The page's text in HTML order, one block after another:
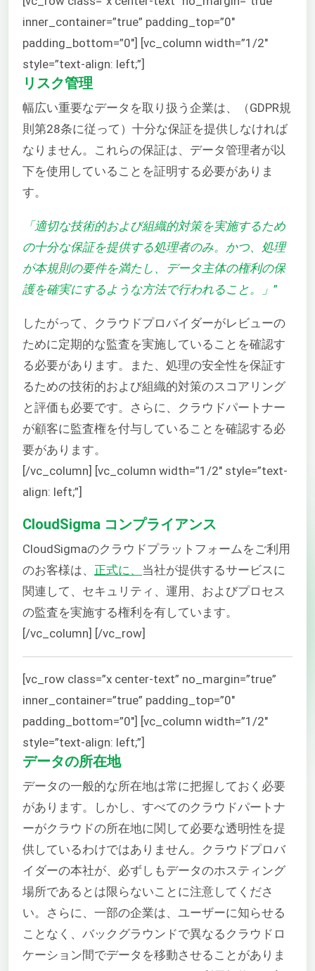
inner_container=”true” padding_top=”0″
padding_bottom=”0″] [vc_column width=”1/2″
style=”text-align: left;”]
リスク管理
幅広い重要なデータを取り扱う企業は、（GDPR規
則第28条に従って）十分な保証を提供しなければ
なりません。これらの保証は、データ管理者が以
下を使用していることを証明する必要がありま
す。
「適切な技術的および組織的対策を実施するため
の十分な保証を提供する処理者のみ。かつ、処理
が本規則の要件を満たし、データ主体の権利の保
護を確実にするような方法で行われること。」 ”
したがって、クラウドプロバイダーがレビューの
ために定期的な監査を実施していることを確認す
る必要があります。また、処理の安全性を保証す
るための技術的および組織的対策のスコアリング
と評価も必要です。さらに、クラウドパートナー
が顧客に監査権を付与していることを確認する必
要があります。
[/vc_column] [vc_column width=”1/2″ style=”text-
align: left;”]
CloudSigma コンプライアンス
CloudSigmaのクラウドプラットフォームをご利用
のお客様は、 正式に、 当社が提供するサービスに
関連して、セキュリティ、運用、およびプロセス
の監査を実施する権利を有しています。
[/vc_column] [/vc_row]
[vc_row class=”x center-text” no_margin=”true”
inner_container=”true” padding_top=”0″
padding_bottom=”0″] [vc_column width=”1/2″
style=”text-align: left;”]
データの所在地
データの一般的な所在地は常に把握しておく必要
があります。しかし、すべてのクラウドパートナ
ーがクラウドの所在地に関して必要な透明性を提
供しているわけではありません。クラウドプロバ
イダーの本社が、必ずしもデータのホスティング
場所であるとは限らないことに注意してくださ
い。さらに、一部の企業は、ユーザーに知らせる
ことなく、バックグラウンドで異なるクラウドロ
ケーション間でデータを移動させることがありま